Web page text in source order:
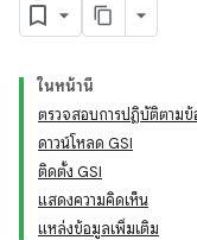
ในหน้านี้
ตรวจสอบการปฏิบัติตาม
ดาวน์โหลด GSI
ติดตั้ง GSI
แสดงความคิดเห็น
แหล่งข้อมูลเพิ่มเติม